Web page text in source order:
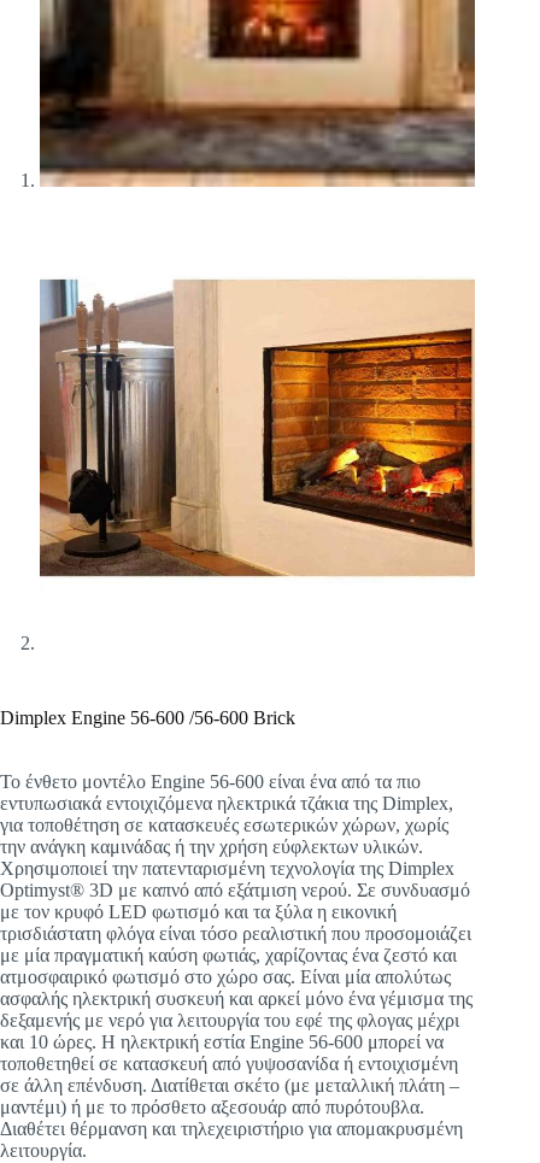
Dimplex Engine 56-600 /56-600 Brick
Το ένθετο μοντέλο Engine 56-600 είναι ένα από τα πιο
εντυπωσιακά εντοιχιζόμενα ηλεκτρικά τζάκια της Dimplex,
για τοποθέτηση σε κατασκευές εσωτερικών χώρων, χωρίς
την ανάγκη καμινάδας ή την χρήση εύφλεκτων υλικών.
Χρησιμοποιεί την πατενταρισμένη τεχνολογία της Dimplex
Optimyst® 3D με καπνό από εξάτμιση νερού. Σε συνδυασμό
με τον κρυφό LED φωτισμό και τα ξύλα η εικονική
τρισδιάστατη φλόγα είναι τόσο ρεαλιστική που προσομοιάζει
με μία πραγματική καύση φωτιάς, χαρίζοντας ένα ζεστό και
ατμοσφαιρικό φωτισμό στο χώρο σας. Είναι μία απολύτως
ασφαλής ηλεκτρική συσκευή και αρκεί μόνο ένα γέμισμα της
δεξαμενής με νερό για λειτουργία του εφέ της φλογας μέχρι
και 10 ώρες. Η ηλεκτρική εστία Engine 56-600 μπορεί να
τοποθετηθεί σε κατασκευή από γυψοσανίδα ή εντοιχισμένη
σε άλλη επένδυση. Διατίθεται σκέτο (με μεταλλική πλάτη –
μαντέμι) ή με το πρόσθετο αξεσουάρ από πυρότουβλα.
Διαθέτει θέρμανση και τηλεχειριστήριο για απομακρυσμένη
λειτουργία.